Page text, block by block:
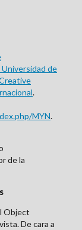
de
.
MYN.
de la
Object
De cara a